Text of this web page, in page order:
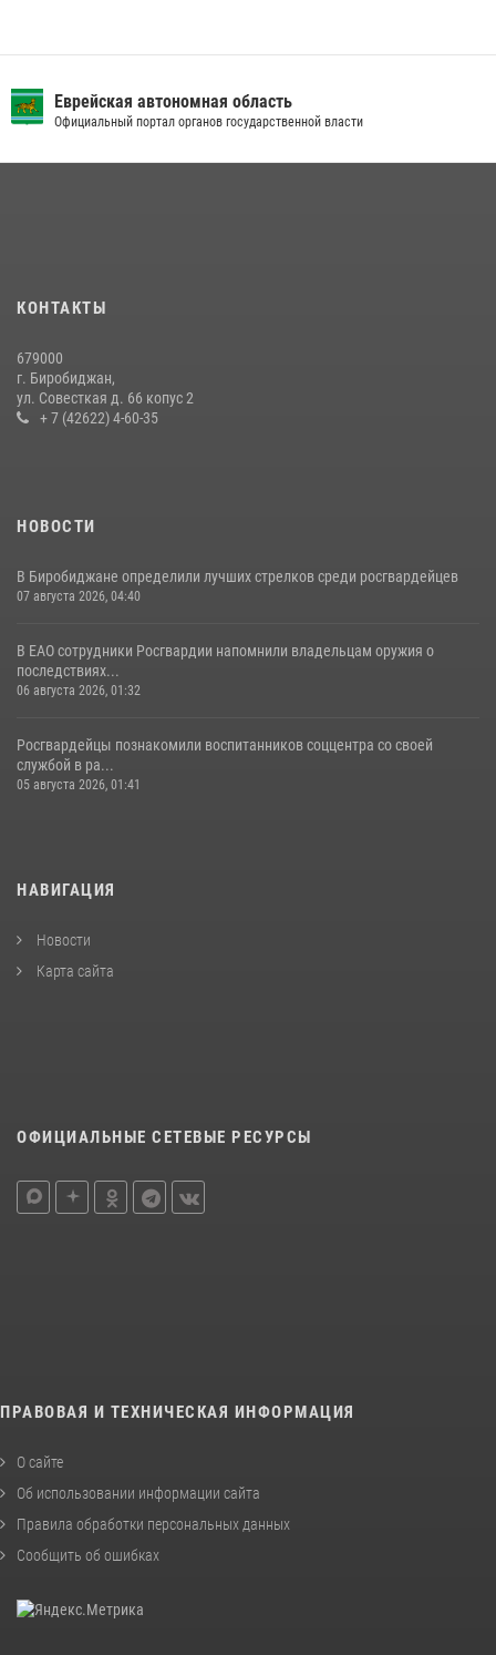
31 июля 2026, 01:48
23 июля 2026, 00:16
Росгвардии по мини-футболу
15 июля 2026, 07:12 1
Еврейская автономная область
Официальный портал органов государственной власти
КОНТАКТЫ
679000
г. Биробиджан,
ул. Совесткая д. 66 копус 2
+ 7 (42622) 4-60-35
НОВОСТИ
В Биробиджане определили лучших стрелков среди росгвардейцев
07 августа 2026, 04:40
В ЕАО сотрудники Росгвардии напомнили владельцам оружия о
последствиях...
06 августа 2026, 01:32
Росгвардейцы познакомили воспитанников соццентра со своей
службой в ра...
05 августа 2026, 01:41
НАВИГАЦИЯ
Новости
Карта сайта
ОФИЦИАЛЬНЫЕ СЕТЕВЫЕ РЕСУРСЫ
ПРАВОВАЯ И ТЕХНИЧЕСКАЯ ИНФОРМАЦИЯ
О сайте
Об использовании информации сайта
Правила обработки персональных данных
Сообщить об ошибках